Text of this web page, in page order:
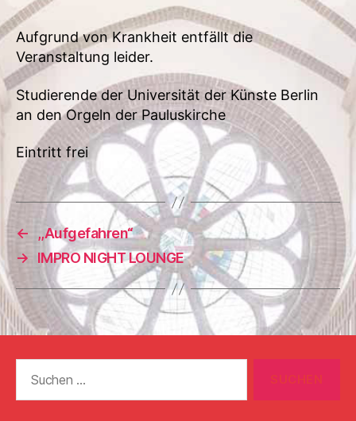
Aufgrund von Krankheit entfällt die
Veranstaltung leider.
Studierende der Universität der Künste Berlin
an den Orgeln der Pauluskirche
Eintritt frei
←
,,Aufgefahren“
→
IMPRO NIGHT LOUNGE
nach: